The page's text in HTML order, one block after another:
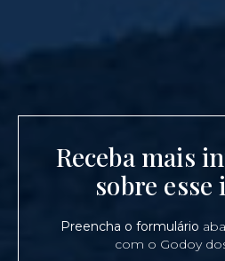
Receba mais
sobre esse
Preencha o formulário
com o Godoy